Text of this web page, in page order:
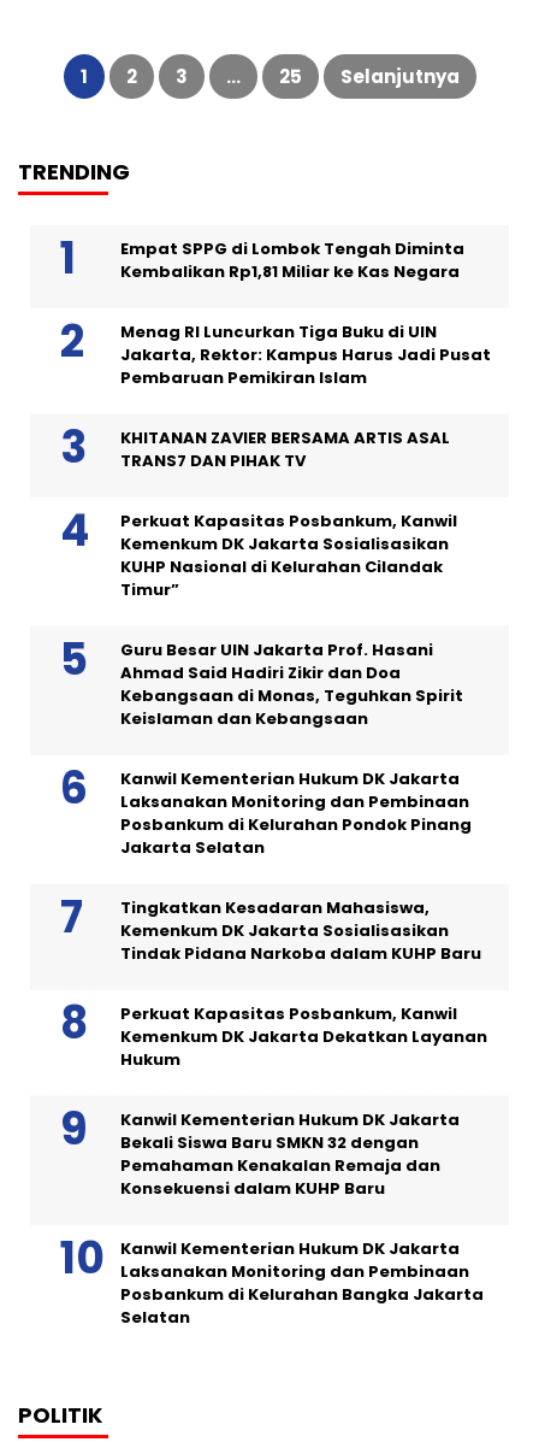
Paginasi
pos
1 2 3 … 25 Selanjutnya
TRENDING
Empat SPPG di Lombok Tengah Diminta
Kembalikan Rp1,81 Miliar ke Kas Negara
Menag RI Luncurkan Tiga Buku di UIN
Jakarta, Rektor: Kampus Harus Jadi Pusat
Pembaruan Pemikiran Islam
KHITANAN ZAVIER BERSAMA ARTIS ASAL
TRANS7 DAN PIHAK TV
Perkuat Kapasitas Posbankum, Kanwil
Kemenkum DK Jakarta Sosialisasikan
KUHP Nasional di Kelurahan Cilandak
Timur”
Guru Besar UIN Jakarta Prof. Hasani
Ahmad Said Hadiri Zikir dan Doa
Kebangsaan di Monas, Teguhkan Spirit
Keislaman dan Kebangsaan
Kanwil Kementerian Hukum DK Jakarta
Laksanakan Monitoring dan Pembinaan
Posbankum di Kelurahan Pondok Pinang
Jakarta Selatan
Tingkatkan Kesadaran Mahasiswa,
Kemenkum DK Jakarta Sosialisasikan
Tindak Pidana Narkoba dalam KUHP Baru
Perkuat Kapasitas Posbankum, Kanwil
Kemenkum DK Jakarta Dekatkan Layanan
Hukum
Kanwil Kementerian Hukum DK Jakarta
Bekali Siswa Baru SMKN 32 dengan
Pemahaman Kenakalan Remaja dan
Konsekuensi dalam KUHP Baru
Kanwil Kementerian Hukum DK Jakarta
Laksanakan Monitoring dan Pembinaan
Posbankum di Kelurahan Bangka Jakarta
Selatan
POLITIK